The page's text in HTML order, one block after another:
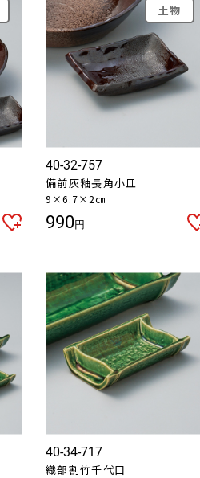
土物
40-32-757
備前灰釉長角小皿
9×6.7×2㎝
990円
40-34-717
織部割竹千代口